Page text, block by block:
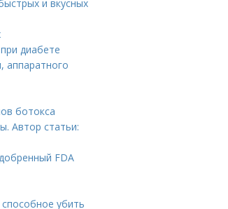
и вкусных
диабете
аппаратного
ботокса
Автор статьи:
FDA
убить